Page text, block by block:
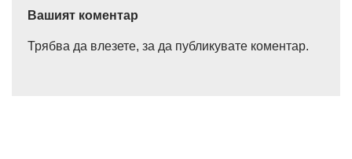
Вашият коментар
Трябва да влезете, за да публикувате коментар.